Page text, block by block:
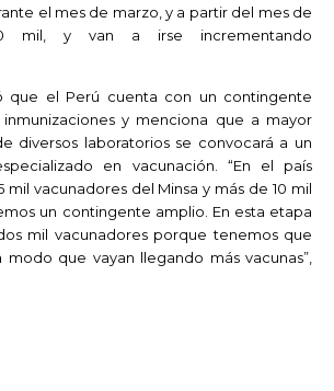
el mes de marzo, y a partir del mes de
mil, y van a irse incrementando
que el Perú cuenta con un contingente
y menciona que a mayor
diversos laboratorios se convocará a un
en vacunación. “En el país
mil vacunadores del Minsa y más de 10 mil
un contingente amplio. En esta etapa
mil vacunadores porque tenemos que
que vayan llegando más vacunas”,